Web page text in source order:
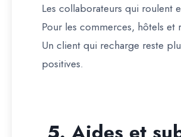
Les collaborateurs qui roulent
Pour les commerces, hôtels et
Un client qui recharge reste
positives.